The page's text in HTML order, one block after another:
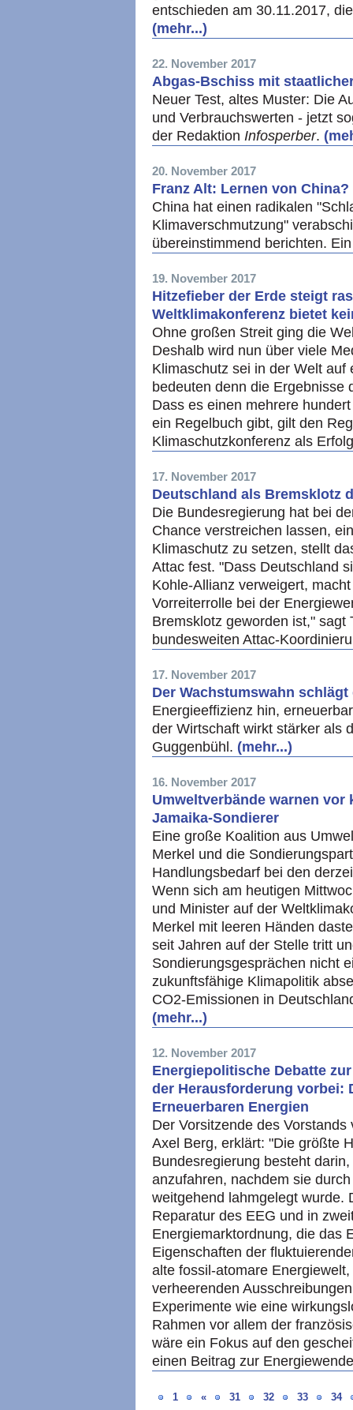
entschieden am 30.11.2017,
(mehr...)
22. November 2017
Abgas-Bschiss mit
Neuer Test, altes Muster: Die
und Verbrauchswerten - jetzt
der Redaktion Infosperber.
20. November 2017
Franz Alt: Lernen von China?
China hat einen radikalen
Klimaverschmutzung"
übereinstimmend berichten.
19. November 2017
Hitzefieber der Erde steigt
Weltklimakonferenz bietet
Ohne großen Streit ging die
Deshalb wird nun über viele
Klimaschutz sei in der Welt
bedeuten denn die Ergebnisse
Dass es einen mehrere
ein Regelbuch gibt, gilt den
Klimaschutzkonferenz als
17. November 2017
Deutschland als Bremsklotz
Die Bundesregierung hat bei
Chance verstreichen lassen,
Klimaschutz zu setzen, stellt
Attac fest. "Dass Deutschland
Kohle-Allianz verweigert,
Vorreiterrolle bei der
Bremsklotz geworden ist,"
bundesweiten Attac-
17. November 2017
Der Wachstumswahn
Energieeffizienz hin,
der Wirtschaft wirkt stärker als
Guggenbühl. (mehr...)
16. November 2017
Umweltverbände warnen
Jamaika-Sondierer
Eine große Koalition aus
Merkel und die
Handlungsbedarf bei den
Wenn sich am heutigen
und Minister auf der
Merkel mit leeren Händen
seit Jahren auf der Stelle tritt
Sondierungsgesprächen nicht
zukunftsfähige Klimapolitik
CO2-Emissionen in
(mehr...)
12. November 2017
Energiepolitische Debatte
der Herausforderung vorbei:
Erneuerbaren Energien
Der Vorsitzende des
Axel Berg, erklärt: "Die größte
Bundesregierung besteht
anzufahren, nachdem sie
weitgehend lahmgelegt wurde.
Reparatur des EEG und in
Energiemarktordnung, die das
Eigenschaften der
alte fossil-atomare
verheerenden
Experimente wie eine
Rahmen vor allem der
wäre ein Fokus auf den
einen Beitrag zur
1 « 31 32 33 34